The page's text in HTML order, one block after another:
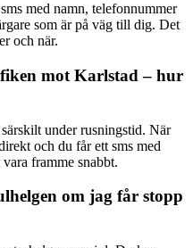
med namn, telefonnummer
som är på väg till dig. Det
och när.
mot Karlstad – hur
under rusningstid. När
och du får ett sms med
framme snabbt.
om jag får stopp